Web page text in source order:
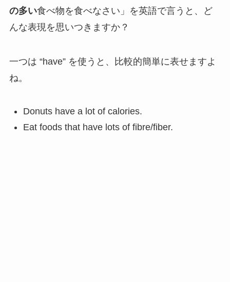
の多い食べ物を食べなさい」を英語で言うと、ど
んな表現を思いつきますか？
一つは “have” を使うと、比較的簡単に表せますよ
ね。
Donuts have a lot of calories.
Eat foods that have lots of fibre/fiber.